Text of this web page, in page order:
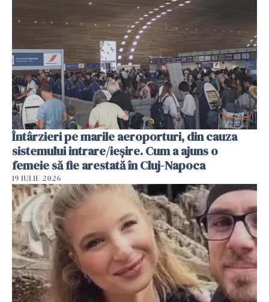
Întârzieri pe marile aeroporturi, din cauza
sistemului intrare/ieșire. Cum a ajuns o
femeie să fie arestată în Cluj-Napoca
19 IULIE 2026